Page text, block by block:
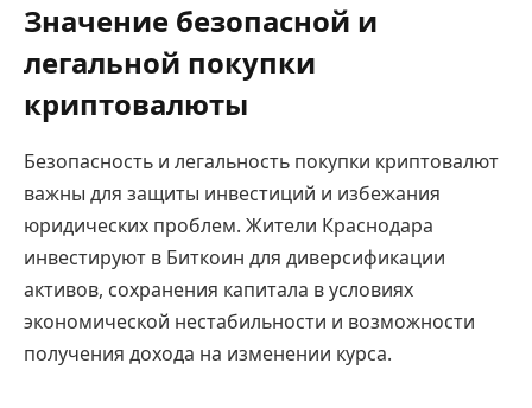
Значение безопасной и
легальной покупки
криптовалюты
Безопасность и легальность покупки криптовалют
важны для защиты инвестиций и избежания
юридических проблем. Жители Краснодара
инвестируют в Биткоин для диверсификации
активов, сохранения капитала в условиях
экономической нестабильности и возможности
получения дохода на изменении курса.